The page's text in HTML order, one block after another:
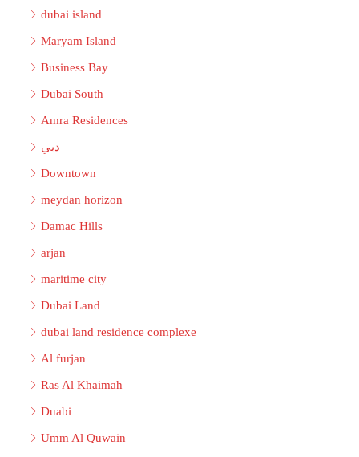
dubai island
Maryam Island
Business Bay
Dubai South
Amra Residences
دبي
Downtown
meydan horizon
Damac Hills
arjan
maritime city
Dubai Land
dubai land residence complexe
Al furjan
Ras Al Khaimah
Duabi
Umm Al Quwain